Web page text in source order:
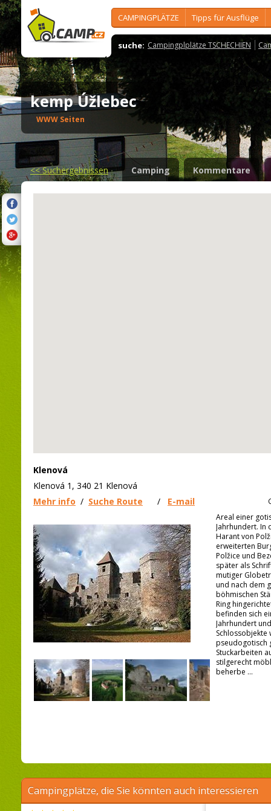
CAMPINGPLÄTZE Tipps für Ausflüge
suche: Campingplplätze TSCHECHIEN
kemp Úžlebec
WWW Seiten
<<Suchergebnissen Camping Kommentare
Klenová
Klenová 1, 340 21 Klenová
Mehr info / Suche Route / E-mail
Areal einer
Jahrhundert. In
Harant von
erweiterten
Polžice und
später als
mutiger
und nach dem
böhmischen
Ring
befinden sich
Jahrhundert
Schlossobjekte
pseudogotisch
Stuckarbeiten
stilgerecht
beherbe ...
Campingplätze, die Sie könnten auch interessieren